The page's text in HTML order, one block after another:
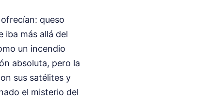
queso
iba más allá del
un incendio
absoluta, pero la
sus satélites y
el misterio del